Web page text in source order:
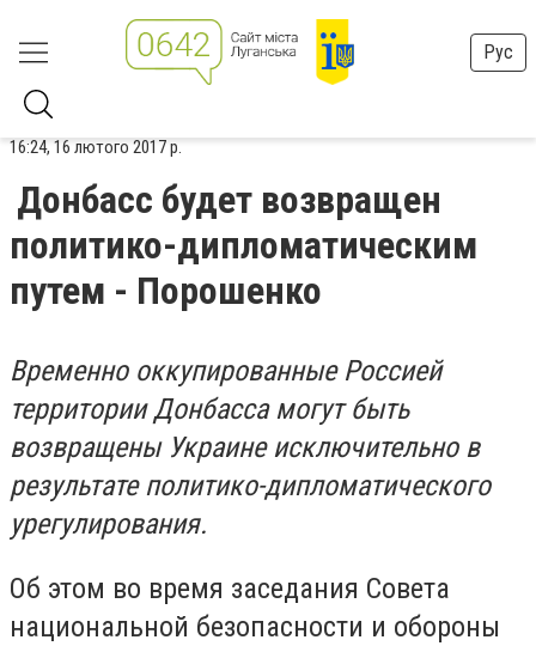
Рус
16:24, 16 лютого 2017 р.
Донбасс будет возвращен
политико-дипломатическим
путем - Порошенко
Временно оккупированные Россией
территории Донбасса могут быть
возвращены Украине исключительно в
результате политико-дипломатического
урегулирования.
Об этом во время заседания Совета
национальной безопасности и обороны